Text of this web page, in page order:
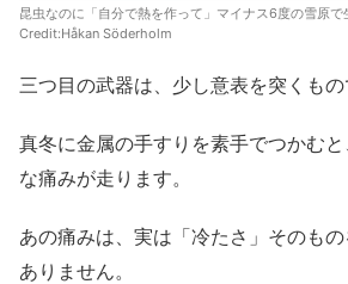
昆虫なのに「自分で熱を作って」マイナス6度の雪原
Credit:Håkan Söderholm
三つ目の武器は、少し意表を突くもの
真冬に金属の手すりを素手でつかむ
な痛みが走ります。
あの痛みは、実は「冷たさ」そのも
ありません。